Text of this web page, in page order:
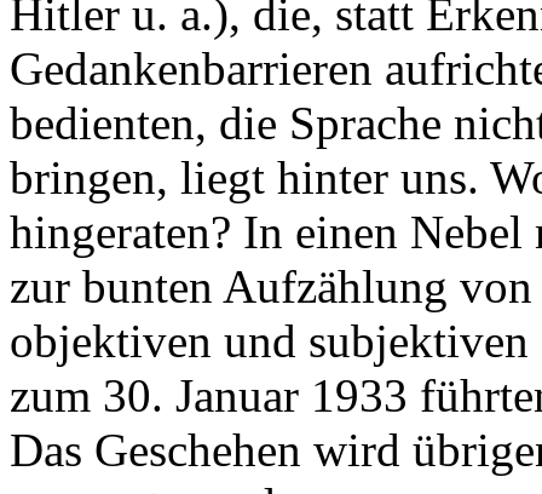
Hitler u. a.), die, statt
Gedankenbarrieren
bedienten, die Sprache
bringen, liegt hinter uns.
hingeraten? In einen
zur bunten Aufzählung
objektiven und
zum 30. Januar 1933
Das Geschehen wird